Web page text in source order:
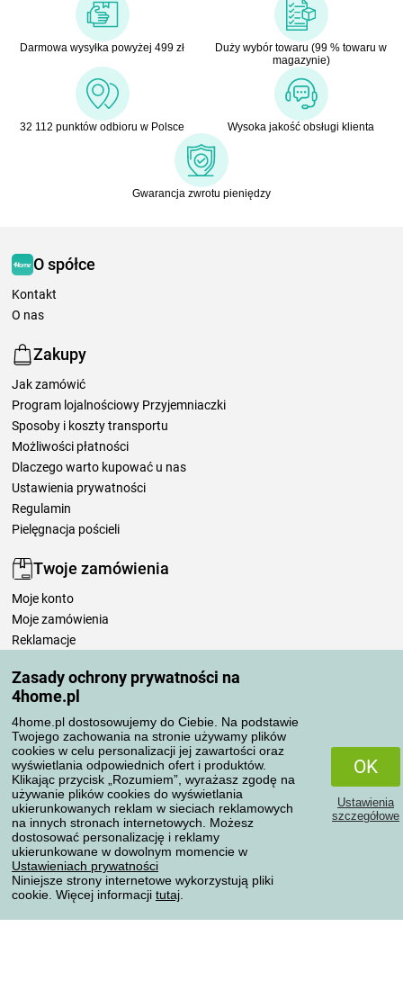
Zasady ochrony prywatności na
4home.pl
4home.pl dostosowujemy do Ciebie. Na podstawie
Twojego zachowania na stronie używamy plików
cookies w celu personalizacji jej zawartości oraz
wyświetlania odpowiednich ofert i produktów.
Klikając przycisk „Rozumiem”, wyrażasz zgodę na
używanie plików cookies do wyświetlania
ukierunkowanych reklam w sieciach reklamowych
na innych stronach internetowych. Możesz
dostosować personalizację i reklamy
ukierunkowane w dowolnym momencie w
Ustawieniach prywatności
Niniejsze strony internetowe wykorzystują pliki
cookie. Więcej informacji tutaj
OK
Ustawienia
szczegółowe
Darmowa wysyłka powyżej 499 zł
Duży wybór towaru (99 % towaru w
magazynie)
32 112 punktów odbioru w Polsce Wysoka jakość obsługi klienta
Gwarancja zwrotu pieniędzy
O spółce
Kontakt
O nas
Zakupy
Jak zamówić
Program lojalnościowy Przyjemniaczki
Sposoby i koszty transportu
Możliwości płatności
Dlaczego warto kupować u nas
Ustawienia prywatności
Regulamin
Pielęgnacja pościeli
Twoje zamówienia
Moje konto
Moje zamówienia
Reklamacje
Zasady przetwarzania recenzji
Sposoby transportu
Metody płatności
Niezawodny sklep